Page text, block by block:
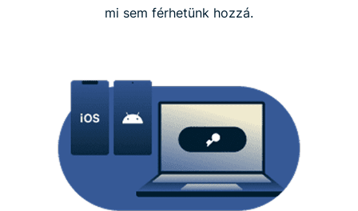
mi sem férhetünk hozzá.